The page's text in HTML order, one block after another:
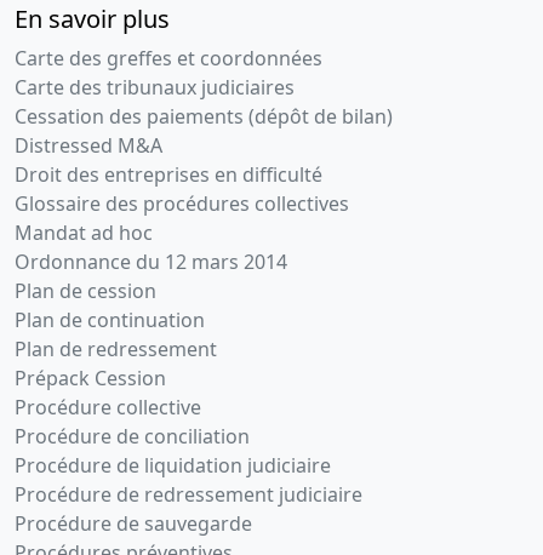
En savoir plus
Carte des greffes et coordonnées
Carte des tribunaux judiciaires
Cessation des paiements (dépôt de bilan)
Distressed M&A
Droit des entreprises en difficulté
Glossaire des procédures collectives
Mandat ad hoc
Ordonnance du 12 mars 2014
Plan de cession
Plan de continuation
Plan de redressement
Prépack Cession
Procédure collective
Procédure de conciliation
Procédure de liquidation judiciaire
Procédure de redressement judiciaire
Procédure de sauvegarde